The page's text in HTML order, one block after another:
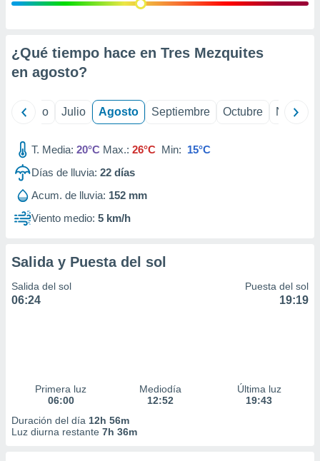
e
mediante
de
1199
¿Qué tiempo hace en Tres Mezquites
en agosto?
Junio Julio Agosto Septiembre Octubre
T. Media: 20°C Max.: 26°C Min: 15°C
Días de lluvia: 22 días
Acum. de lluvia: 152 mm
Viento medio: 5 km/h
Salida y Puesta del sol
Salida del sol
06:24
Puesta del sol
19:19
Primera luz
06:00
Mediodía
12:52
Última luz
19:43
Duración del día 12h 56m
Luz diurna restante 7h 36m